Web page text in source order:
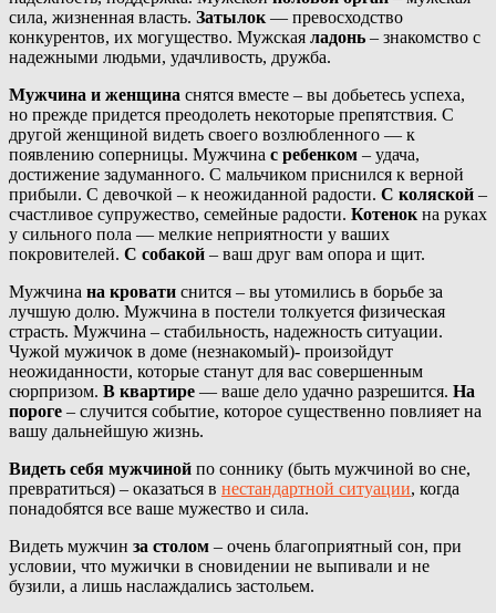
сила, жизненная власть. Затылок — превосходство
конкурентов, их могущество. Мужская ладонь – знакомство с
надежными людьми, удачливость, дружба.
Мужчина и женщина снятся вместе – вы добьетесь успеха,
но прежде придется преодолеть некоторые препятствия. С
другой женщиной видеть своего возлюбленного — к
появлению соперницы. Мужчина с ребенком – удача,
достижение задуманного. С мальчиком приснился к верной
прибыли. С девочкой – к неожиданной радости. С коляской –
счастливое супружество, семейные радости. Котенок на руках
у сильного пола — мелкие неприятности у ваших
покровителей. С собакой – ваш друг вам опора и щит.
Мужчина на кровати снится – вы утомились в борьбе за
лучшую долю. Мужчина в постели толкуется физическая
страсть. Мужчина – стабильность, надежность ситуации.
Чужой мужичок в доме (незнакомый)- произойдут
неожиданности, которые станут для вас совершенным
сюрпризом. В квартире — ваше дело удачно разрешится. На
пороге – случится событие, которое существенно повлияет на
вашу дальнейшую жизнь.
Видеть себя мужчиной по соннику (быть мужчиной во сне,
превратиться) – оказаться в нестандартной ситуации, когда
понадобятся все ваше мужество и сила.
Видеть мужчин за столом – очень благоприятный сон, при
условии, что мужички в сновидении не выпивали и не
бузили, а лишь наслаждались застольем.